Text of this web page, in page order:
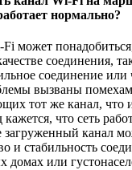
нормально?
может
соединения,
соединение
вызваны
тот же канал, что
что сеть
загруженный канал
и стабильность
домах или